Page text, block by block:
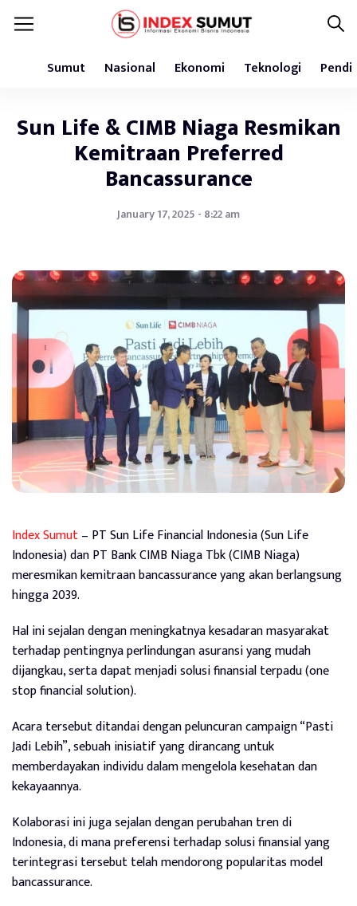
Sumut Nasional Ekonomi Teknologi
Sun Life & CIMB Niaga Resmikan
Kemitraan Preferred
Bancassurance
January 17, 2025 - 8:22 am
Index Sumut– PT Sun Life Financial Indonesia (Sun Life
Indonesia) dan PT Bank CIMB Niaga Tbk (CIMB Niaga)
meresmikan kemitraan bancassurance yang akan berlangsung
hingga 2039.
Hal ini sejalan dengan meningkatnya kesadaran masyarakat
terhadap pentingnya perlindungan asuransi yang mudah
dijangkau, serta dapat menjadi solusi finansial terpadu (one
stop financial solution).
Acara tersebut ditandai dengan peluncuran campaign “Pasti
Jadi Lebih”, sebuah inisiatif yang dirancang untuk
memberdayakan individu dalam mengelola kesehatan dan
kekayaannya.
Kolaborasi ini juga sejalan dengan perubahan tren di
Indonesia, di mana preferensi terhadap solusi finansial yang
terintegrasi tersebut telah mendorong popularitas model
bancassurance.